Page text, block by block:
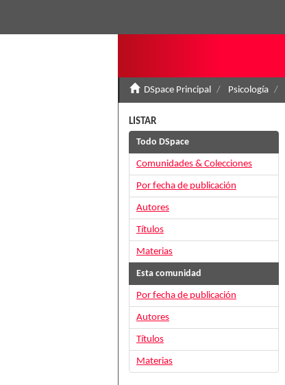
DSpace Principal Psicología
LISTAR
Todo DSpace
Comunidades & Colecciones
Por fecha de publicación
Autores
Títulos
Materias
Esta comunidad
Por fecha de publicación
Autores
Títulos
Materias